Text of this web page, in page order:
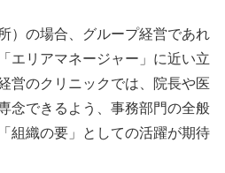
）の場合、グループ経営であれ
エリアマネージャー」に近い立
営のクリニックでは、院長や医
念できるよう、事務部門の全般
組織の要」としての活躍が期待